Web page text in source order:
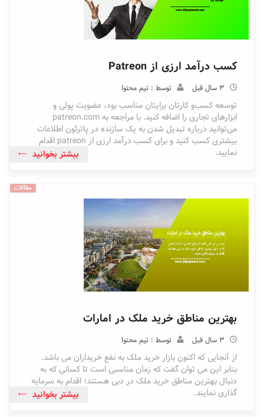
کسب درآمد ارزی از Patreon
3 سال قبل توسط : تیم محتوا
توسعه کسب‌و کارتان برایتان مناسب بود، عضویت پولی و
ابزارهای تجاری را اضافه کنید. با مراجعه به patreon.com
می‌توانید درباره تبدیل شدن به یک سازنده در پاترئون اطلاعات
بیشتری کسب کنید و برای کسب درآمد ارزی از patreon اقدام
نمایید.
بیشتر بخوانید
مقالات
بهترین مناطق خرید ملک در امارات
3 سال قبل توسط : تیم محتوا
از آنجایی که اکنون بازار خرید ملک به نفع خریداران می باشد.
بنابر این می توان گفت که زمان مناسبی است تا کسانی که به
دنبال بهترین مناطق خرید ملک در دبی هستند؛ اقدام به سرمایه
گذاری نمایند.
بیشتر بخوانید